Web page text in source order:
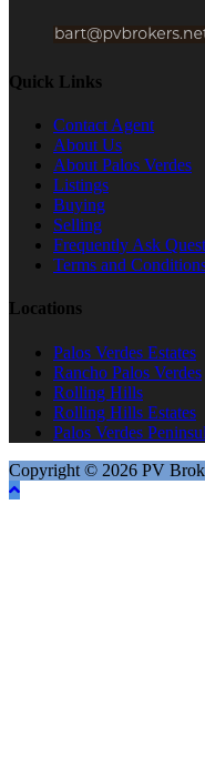
Quick Links
Contact Agent
About Us
About Palos Verdes
Listings
Buying
Selling
Frequently Ask
Terms and
Locations
Palos Verdes Estates
Rancho Palos Verdes
Rolling Hills
Rolling Hills Estates
Palos Verdes
Copyright © 2026 PV